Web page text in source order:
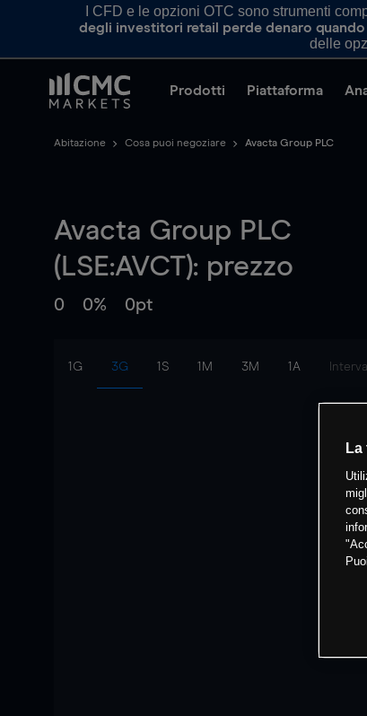
I CFD e le opzioni OTC sono strumenti
degli investitori retail perde denaro
delle
Prodotti Piattaforma
Abitazione Cosa puoi negoziare Avacta Group PLC
Avacta Group PLC
(LSE:AVCT): prezzo
0 0% 0pt
1G 3G 1S 1M 3M 1A